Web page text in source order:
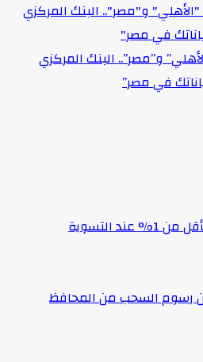
و”مصر”.. البنك المركزي
في مصر”
التسوية
رسوم السحب من المحافظ